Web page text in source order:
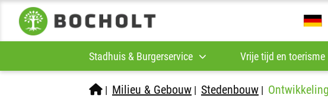
Stadhuis & Burgerservice Vrije tijd en toerisme
| Milieu & Gebouw | Stedenbouw |